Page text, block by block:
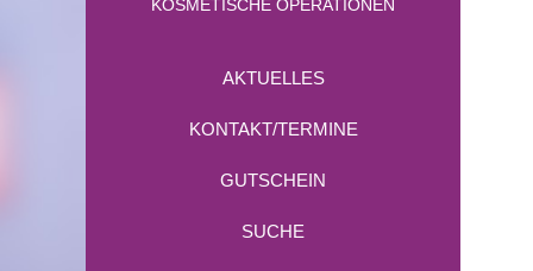
KOSMETISCHE OPERATIONEN
AKTUELLES
KONTAKT/TERMINE
GUTSCHEIN
SUCHE